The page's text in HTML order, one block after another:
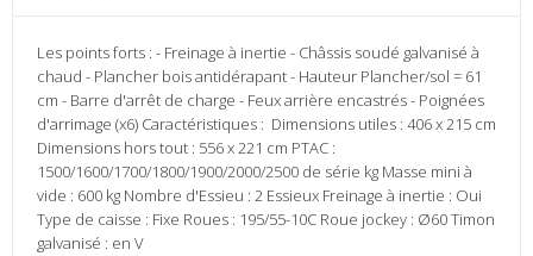
Les points forts : - Freinage à inertie - Châssis soudé galvanisé à
chaud - Plancher bois antidérapant - Hauteur Plancher/sol = 61
cm - Barre d'arrêt de charge - Feux arrière encastrés - Poignées
d'arrimage (x6) Caractéristiques : Dimensions utiles : 406 x 215 cm
Dimensions hors tout : 556 x 221 cm PTAC :
1500/1600/1700/1800/1900/2000/2500 de série kg Masse mini à
vide : 600 kg Nombre d'Essieu : 2 Essieux Freinage à inertie : Oui
Type de caisse : Fixe Roues : 195/55-10C Roue jockey : Ø60 Timon
galvanisé : en V